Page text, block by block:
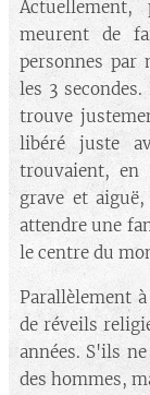
meurent de
personnes par
les 3
trouve
libéré juste
trouvaient, en
grave et
attendre une
le centre du
Parallèlement
de réveils
années. S'ils
des hommes,